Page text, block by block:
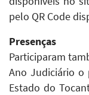
pelo QR Code
Presenças
Participaram
Ano Judiciário o
Estado do